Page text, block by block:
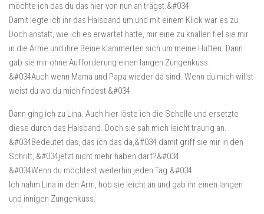
möchte ich das du das hier von nun an trägst.&#034
Damit legte ich ihr das Halsband um und mit einem Klick war es zu.
Doch anstatt, wie ich es erwartet hatte, mir eine zu knallen fiel sie mir
in die Arme und ihre Beine klammerten sich um meine Hüften. Dann
gab sie mir ohne Aufforderung einen langen Zungenkuss.
&#034Auch wenn Mama und Papa wieder da sind. Wenn du mich willst
weist du wo du mich findest:&#034
Dann ging ich zu Lina. Auch hier löste ich die Schelle und ersetzte
diese durch das Halsband. Doch sie sah mich leicht traurig an.
&#034Bedeutet das, das ich das da,&#034 damit griff sie mir in den
Schritt, &#034jetzt nicht mehr haben darf?&#034
&#034Wenn du möchtest weiterhin jeden Tag.&#034
Ich nahm Lina in den Arm, hob sie leicht an und gab ihr einen langen
und innigen Zungenkuss.